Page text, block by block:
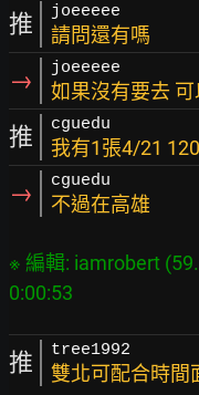
推 joeeeee
請問還有嗎
→ joeeeee
如果沒有要去
推 cguedu
我有1張4/21
→ cguedu
不過在高雄
※ 編輯: iamrobert
推 tree1992
雙北可配合時間